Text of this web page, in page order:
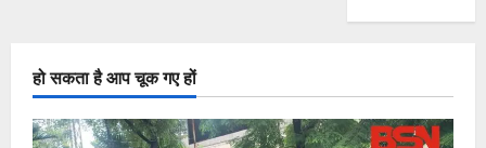
हो सकता है आप चूक गए हों